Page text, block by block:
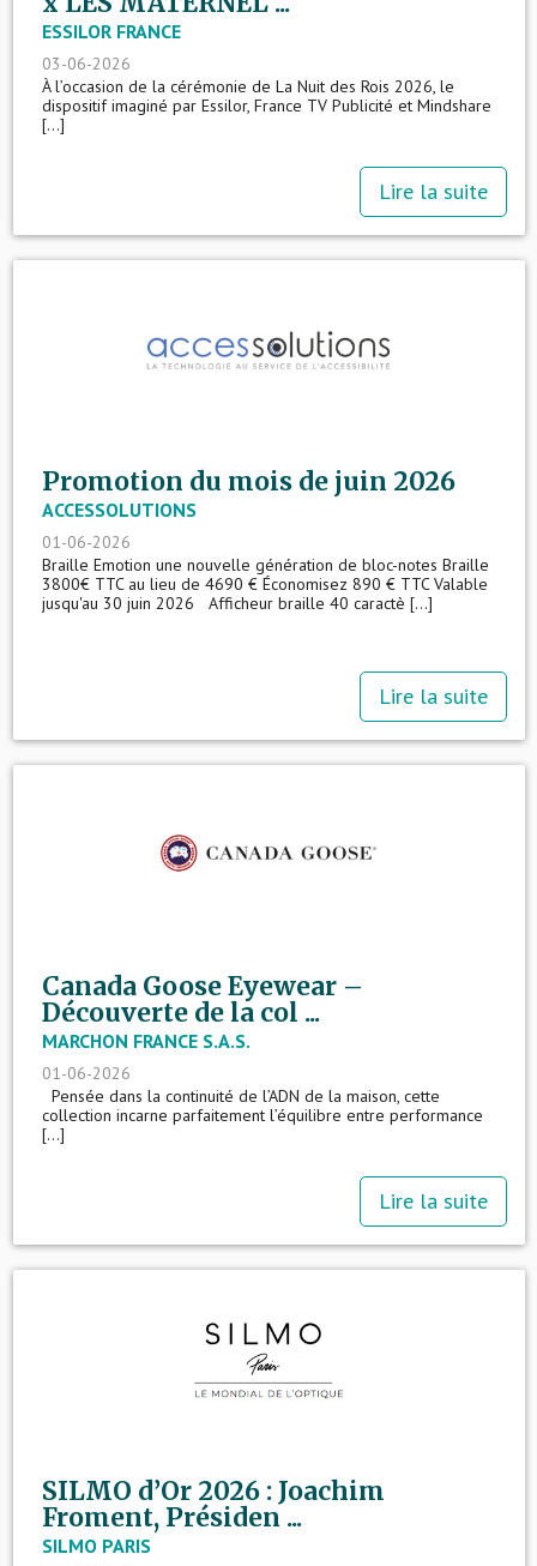
ESSILOR FRANCE
03-06-2026
À l’occasion de la cérémonie de La Nuit des Rois 2026, le
dispositif imaginé par Essilor, France TV Publicité et Mindshare
[...]
Lire la suite
Promotion du mois de juin 2026
ACCESSOLUTIONS
01-06-2026
Braille Emotion une nouvelle génération de bloc-notes Braille
3800€ TTC au lieu de 4690 € Économisez 890 € TTC Valable
jusqu'au 30 juin 2026 Afficheur braille 40 caractè [...]
Lire la suite
Canada Goose Eyewear –
Découverte de la col ...
MARCHON FRANCE S.A.S.
01-06-2026
Pensée dans la continuité de l’ADN de la maison, cette
collection incarne parfaitement l’équilibre entre performance
[...]
Lire la suite
SILMO d’Or 2026 : Joachim
Froment, Présiden ...
SILMO PARIS